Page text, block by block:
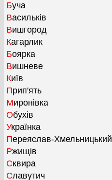
Буча
Васильків
Вишгород
Кагарлик
Боярка
Вишневе
Київ
Прип'ять
Миронівка
Обухів
Українка
Переяслав-Хмельницький
Ржищів
Сквира
Славутич